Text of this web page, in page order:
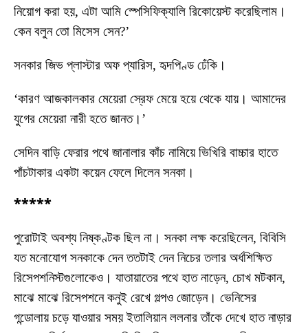
নিয়োগ করা হয়, এটা আমি স্পেসিফিক্যালি রিকোয়েস্ট করেছিলাম।
কেন বলুন তো মিসেস সেন?’
সনকার জিভ প্লাস্টার অফ প্যারিস, হৃদপিণ্ড ঢেঁকি।
‘কারণ আজকালকার মেয়েরা স্রেফ মেয়ে হয়ে থেকে যায়। আমাদের
যুগের মেয়েরা নারী হতে জানত।’
সেদিন বাড়ি ফেরার পথে জানালার কাঁচ নামিয়ে ভিখিরি বাচ্চার হাতে
পাঁচটাকার একটা কয়েন ফেলে দিলেন সনকা।
*****
পুরোটাই অবশ্য নিষ্কণ্টক ছিল না। সনকা লক্ষ করেছিলেন, বিবিসি
যত মনোযোগ সনকাকে দেন ততটাই দেন নিচের তলার অর্ধশিক্ষিত
রিসেপশনিস্টগুলোকেও। যাতায়াতের পথে হাত নাড়েন, চোখ মটকান,
মাঝে মাঝে রিসেপশনে কনুই রেখে গল্পও জোড়েন। ভেনিসের
গন্ডোলায় চড়ে যাওয়ার সময় ইতালিয়ান ললনার তাঁকে দেখে হাত নাড়ার